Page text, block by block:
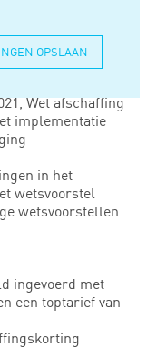
OPSLAAN
2020 en de
Wet afschaffing
implementatie
in het
wetsvoorstel
wetsvoorstellen
ingevoerd met
een toptarief van